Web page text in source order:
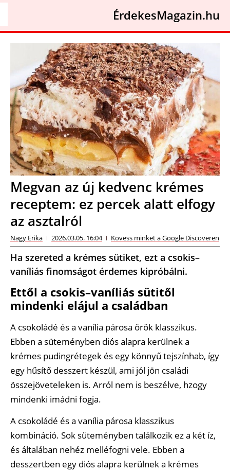
ÉrdekesMagazin.hu
Megvan az új kedvenc krémes
receptem: ez percek alatt elfogy
az asztalról
Nagy Erika 2026.03.05. 16:04 Kövess minket a Google Discoveren
Ha szereted a krémes sütiket, ezt a csokis–
vaníliás finomságot érdemes kipróbálni.
Ettől a csokis–vaníliás sütitől
mindenki elájul a családban
A csokoládé és a vanília párosa örök klasszikus.
Ebben a süteményben diós alapra kerülnek a
krémes pudingrétegek és egy könnyű tejszínhab, így
egy hűsítő desszert készül, ami jól jön családi
összejöveteleken is. Arról nem is beszélve, hzogy
mindenki imádni fogja.
A csokoládé és a vanília párosa klasszikus
kombináció. Sok süteményben találkozik ez a két íz,
és általában nehéz melléfogni vele. Ebben a
desszertben egy diós alapra kerülnek a krémes